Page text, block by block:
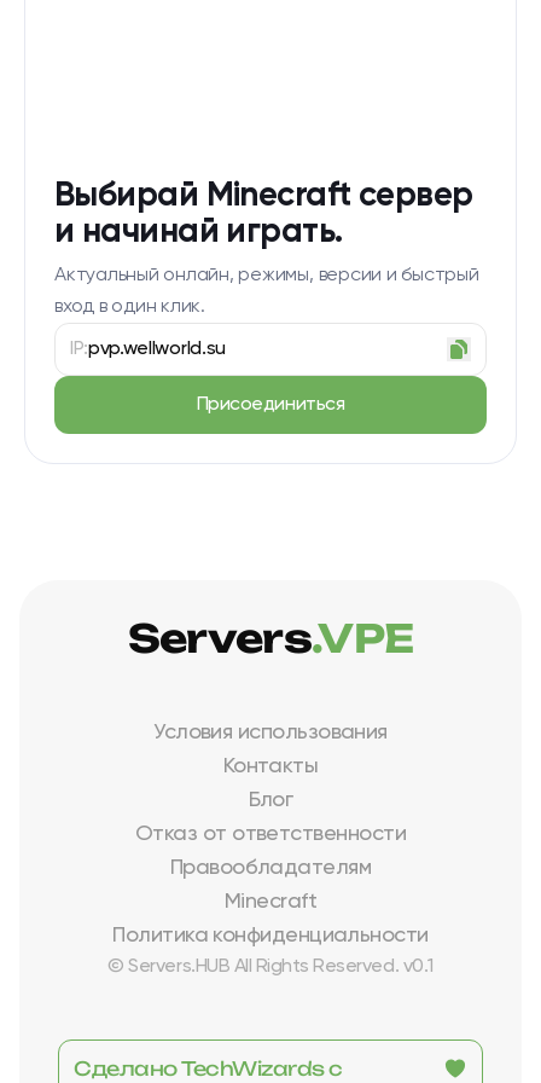
Выбирай Minecraft сервер
и начинай играть.
Актуальный онлайн, режимы, версии и быстрый
вход в один клик.
IP:pvp.wellworld.su
Присоединиться
Условия использования
Контакты
Блог
Отказ от ответственности
Правообладателям
Minecraft
Политика конфиденциальности
© Servers.HUB All Rights Reserved. v0.1
Servers.VPE
Сделано TechWizards с